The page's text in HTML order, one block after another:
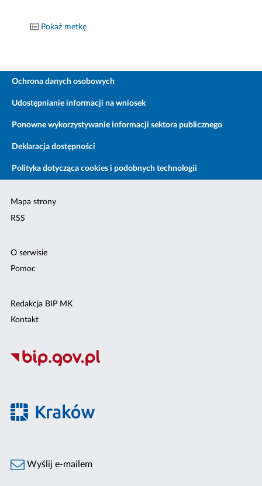
Pokaż metkę
Ochrona danych osobowych
Udostępnianie informacji na wniosek
Ponowne wykorzystywanie informacji sektora publicznego
Deklaracja dostępności
Polityka dotycząca cookies i podobnych technologii
Mapa strony
RSS
O serwisie
Pomoc
Redakcja BIP MK
Kontakt
Wyślij e-mailem